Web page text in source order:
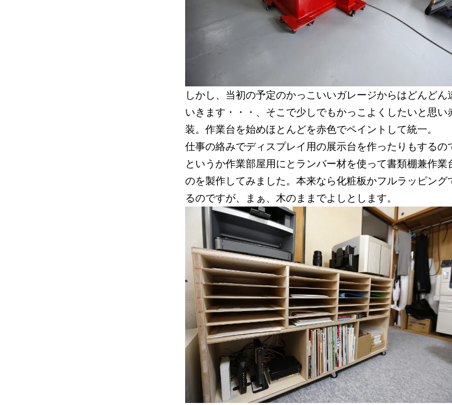
しかし、当初の予定のかっこいいガレージからはどんどん
いきます・・・、そこで少しでもかっこよくしたいと思い
装。作業台を始めほとんどを赤色でペイントして統一。
仕事の絡みでディスプレイ用の展示台を作ったりもするの
というか作業部屋用にとランバー材を使って書類棚兼作業
のを製作してみました。本来なら化粧板かフルラッピング
るのですが、まぁ、木のままでよしとします。